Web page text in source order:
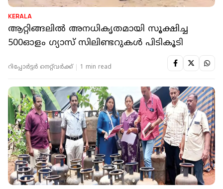
KERALA
ആറ്റിങ്ങലിൽ അനധികൃതമായി സൂക്ഷിച്ച
500ഓളം ഗ്യാസ് സിലിണ്ടറുകൾ പിടികൂടി
റിപ്പോർട്ടർ നെറ്റ്‌വര്‍ക്ക്‌ 1 min read